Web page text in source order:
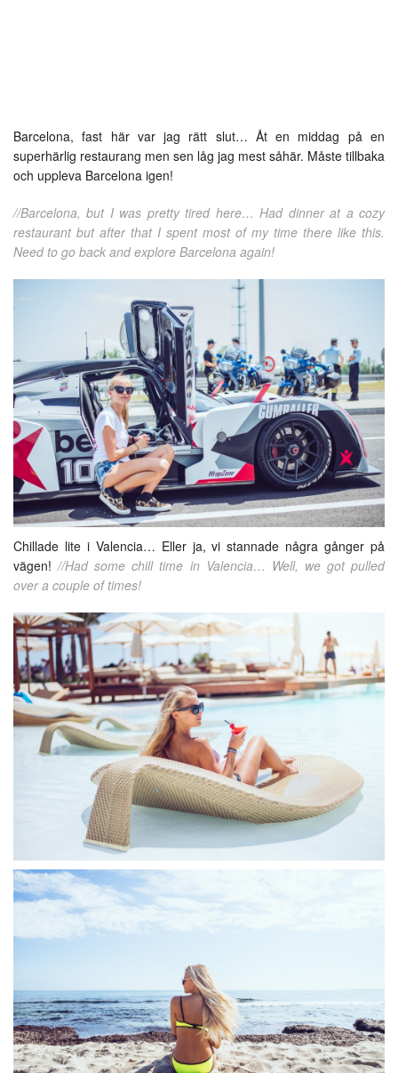
Barcelona, fast här var jag rätt slut… Åt en middag på en
superhärlig restaurang men sen låg jag mest såhär. Måste tillbaka
och uppleva Barcelona igen!
//Barcelona, but I was pretty tired here… Had dinner at a cozy
restaurant but after that I spent most of my time there like this.
Need to go back and explore Barcelona again!
Chillade lite i Valencia… Eller ja, vi stannade några gånger på
vägen!//Had some chill time in Valencia… Well, we got pulled
over a couple of times!